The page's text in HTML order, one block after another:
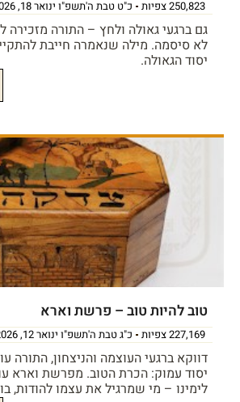
250,823 צפיות כ"ט טבת ה'תשפ"ו ינואר 18, 2026
גם ברגעי גאולה ולחץ – התורה מזכירה
לא סיסמה. מילה שנאמרה חייבת
יסוד הגאולה.
טוב להיות טוב – פרשת וארא
227,169 צפיות כ"ג טבת ה'תשפ"ו ינואר 12, 2026
דווקא ברגעי העוצמה והניצחון, התורה
יסוד עמוק: הכרת הטוב. מפרשת וארא
לימינו – מי שמרגיל את עצמו להודות,